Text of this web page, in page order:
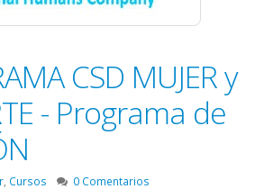
CSD MUJER y
- Programa de
Cursos 0 Comentarios